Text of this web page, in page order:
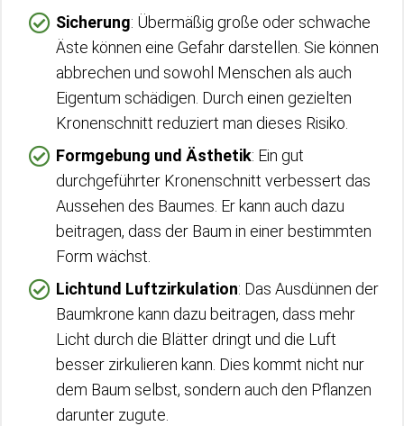
Sicherung: Übermäßig große oder schwache
Äste können eine Gefahr darstellen. Sie können
abbrechen und sowohl Menschen als auch
Eigentum schädigen. Durch einen gezielten
Kronenschnitt reduziert man dieses Risiko.
Formgebung und Ästhetik: Ein gut
durchgeführter Kronenschnitt verbessert das
Aussehen des Baumes. Er kann auch dazu
beitragen, dass der Baum in einer bestimmten
Form wächst.
Lichtund Luftzirkulation: Das Ausdünnen der
Baumkrone kann dazu beitragen, dass mehr
Licht durch die Blätter dringt und die Luft
besser zirkulieren kann. Dies kommt nicht nur
dem Baum selbst, sondern auch den Pflanzen
darunter zugute.